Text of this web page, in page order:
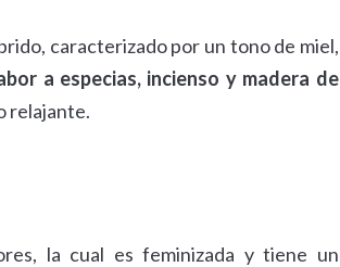
caracterizado por un tono de miel,
a especias, incienso y madera de
relajante.
la cual es feminizada y tiene un